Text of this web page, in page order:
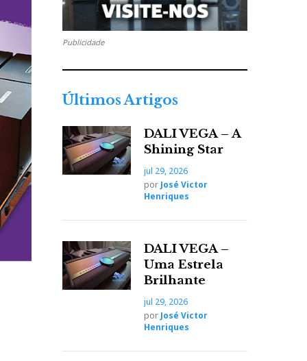
Publicidade
Últimos Artigos
DALI VEGA – A
Shining Star
jul 29, 2026
por José Victor
Henriques
DALI VEGA –
Uma Estrela
Brilhante
jul 29, 2026
por José Victor
Henriques